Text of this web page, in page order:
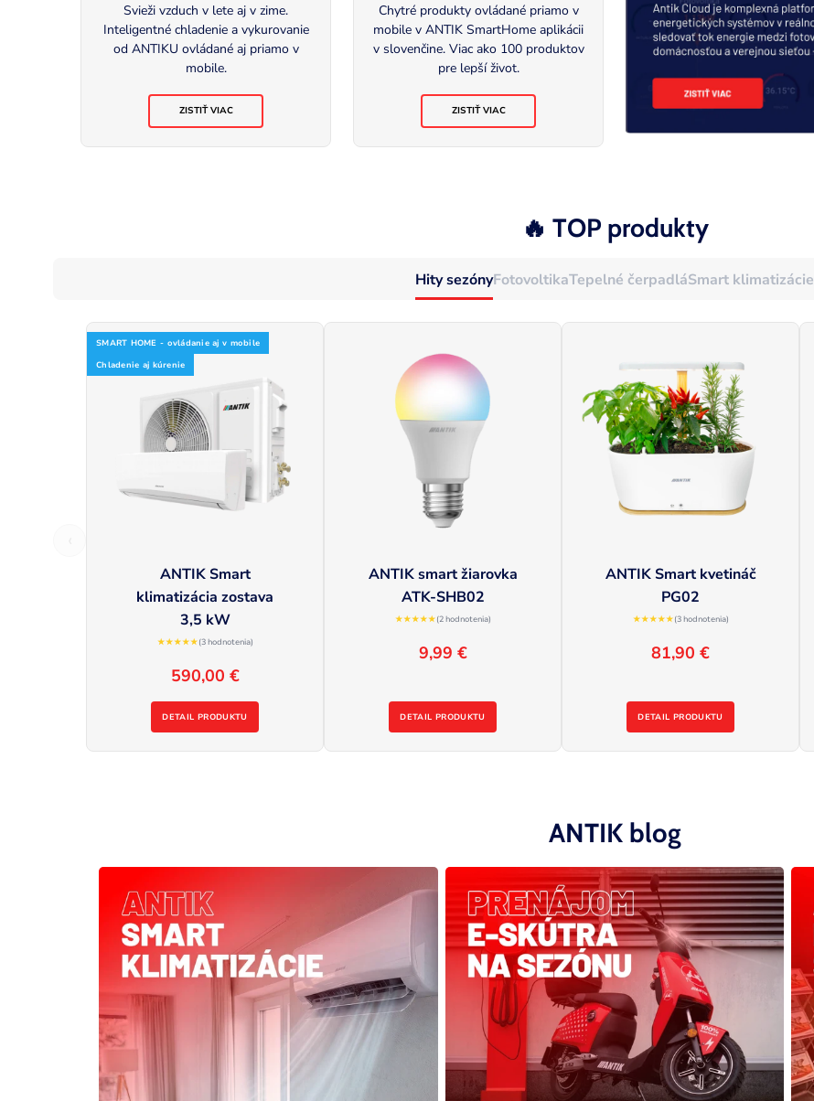
Svieži vzduch v lete aj v zime.
Inteligentné chladenie a vykurovanie
od ANTIKU ovládané aj priamo v
mobile.
ZISTIŤ VIAC
Chytré produkty ovládané priamo v
mobile v ANTIK SmartHome aplikácii
v slovenčine. Viac ako 100 produktov
pre lepší život.
ZISTIŤ VIAC
🔥 TOP produkty
Hity sezónyFotovoltikaTepelné čerpadláSmart klimatizácie
SMART HOME - ovládanie aj v mobile
Chladenie aj kúrenie
ANTIK Smart
klimatizácia zostava
3,5 kW
★★★★★(3 hodnotenia)
590,00 €
DETAIL PRODUKTU
ANTIK smart žiarovka
ATK-SHB02
★★★★★(2 hodnotenia)
9,99 €
DETAIL PRODUKTU
ANTIK Smart kvetináč
PG02
★★★★★(3 hodnotenia)
81,90 €
DETAIL PRODUKTU
ANTIK blog